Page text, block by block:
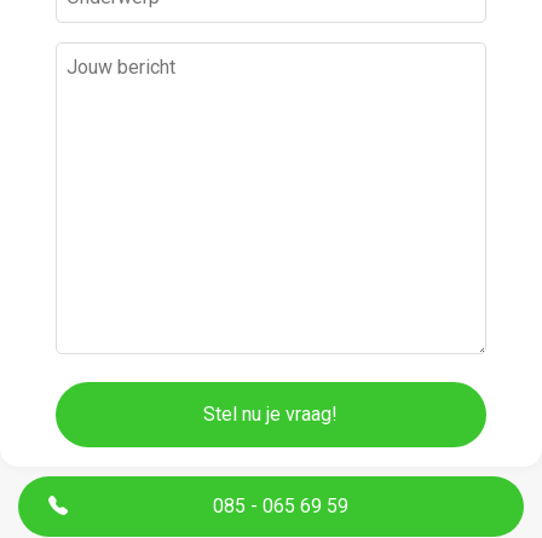
085 - 065 69 59